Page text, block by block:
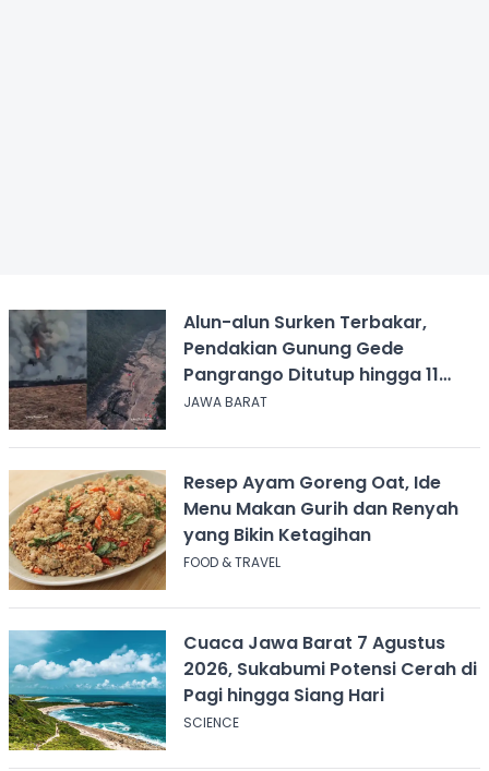
Alun-alun Surken Terbakar,
Pendakian Gunung Gede
Pangrango Ditutup hingga 11
Agustus 2026
JAWA BARAT
Resep Ayam Goreng Oat, Ide
Menu Makan Gurih dan Renyah
yang Bikin Ketagihan
FOOD & TRAVEL
Cuaca Jawa Barat 7 Agustus
2026, Sukabumi Potensi Cerah di
Pagi hingga Siang Hari
SCIENCE